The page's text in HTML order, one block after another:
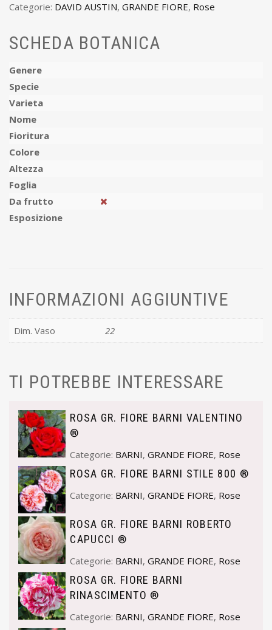
Categorie: DAVID AUSTIN, GRANDE FIORE, Rose
SCHEDA BOTANICA
Genere
Specie
Varieta
Nome
Fioritura
Colore
Altezza
Foglia
Da frutto
Esposizione
INFORMAZIONI AGGIUNTIVE
Dim. Vaso 22
TI POTREBBE INTERESSARE
ROSA GR. FIORE BARNI VALENTINO
®
Categorie: BARNI,GRANDE FIORE, Rose
ROSA GR. FIORE BARNI STILE 800 ®
Categorie: BARNI,GRANDE FIORE, Rose
ROSA GR. FIORE BARNI ROBERTO
CAPUCCI ®
Categorie: BARNI,GRANDE FIORE, Rose
ROSA GR. FIORE BARNI
RINASCIMENTO ®
Categorie: BARNI,GRANDE FIORE, Rose